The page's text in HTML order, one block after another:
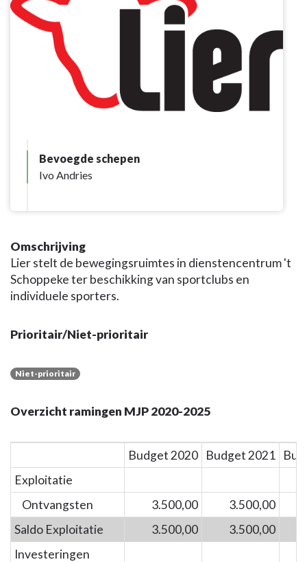
Bevoegde schepen
Ivo Andries
Omschrijving
Lier stelt de bewegingsruimtes in dienstencentrum 't
Schoppeke ter beschikking van sportclubs en
individuele sporters.
Prioritair/Niet-prioritair
Niet-prioritair
Overzicht ramingen MJP 2020-2025
Budget 2020 Budget 2021
Exploitatie
Ontvangsten
3.500,00 3.500,00
Saldo Exploitatie
3.500,00 3.500,00
Investeringen